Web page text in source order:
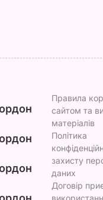
Правила
сайтом та
матеріалів
Політика
захисту
даних
Договір